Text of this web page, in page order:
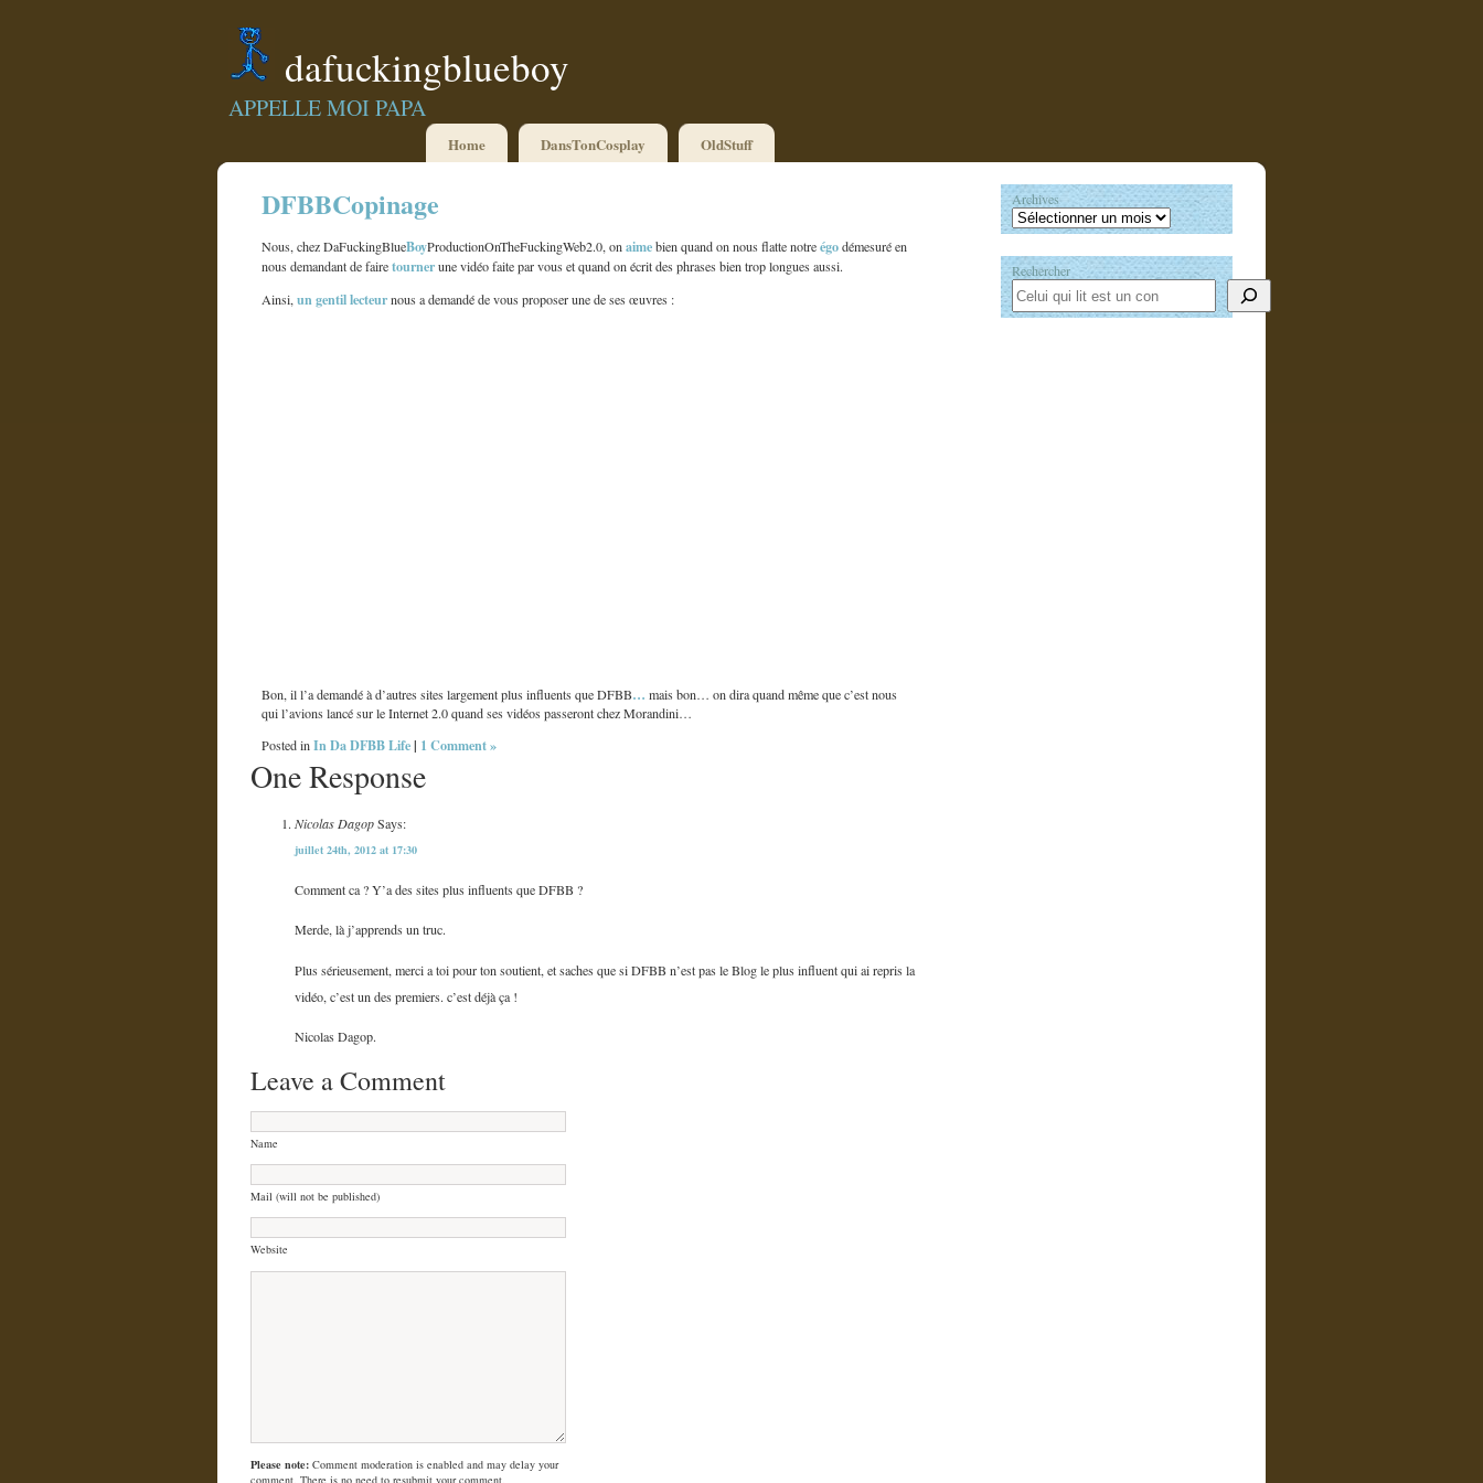
dafuckingblueboy
APPELLE MOI PAPA
Home DansTonCosplay OldStuff
DFBBCopinage
Nous, chez DaFuckingBlueBoyProductionOnTheFuckingWeb2.0, onaimebien quand on nous flatte notreégodémesuré en
nous demandant de fairetournerune vidéo faite par vous et quand on écrit des phrases bien trop longues aussi.
Ainsi,un gentil lecteurnous a demandé de vous proposer une de ses œuvres :
Bon, il l’a demandé à d’autres sites largement plus influents que DFBB… mais bon… on dira quand même que c’est nous
qui l’avions lancé sur le Internet 2.0 quand ses vidéos passeront chez Morandini…
Posted inIn Da DFBB Life| 1 Comment »
One Response
Nicolas DagopSays:
juillet 24th, 2012 at 17:30
Comment ca ? Y’a des sites plus influents que DFBB ?
Merde, là j’apprends un truc.
Plus sérieusement, merci a toi pour ton soutient, et saches que si DFBB n’est pas le Blog le plus influent qui ai repris la
vidéo, c’est un des premiers. c’est déjà ça !
Nicolas Dagop.
Leave a Comment
Name
Mail (will not be published)
Website
Please note: Comment moderation is enabled and may delay your
comment. There is no need to resubmit your comment.
Archives
Rechercher